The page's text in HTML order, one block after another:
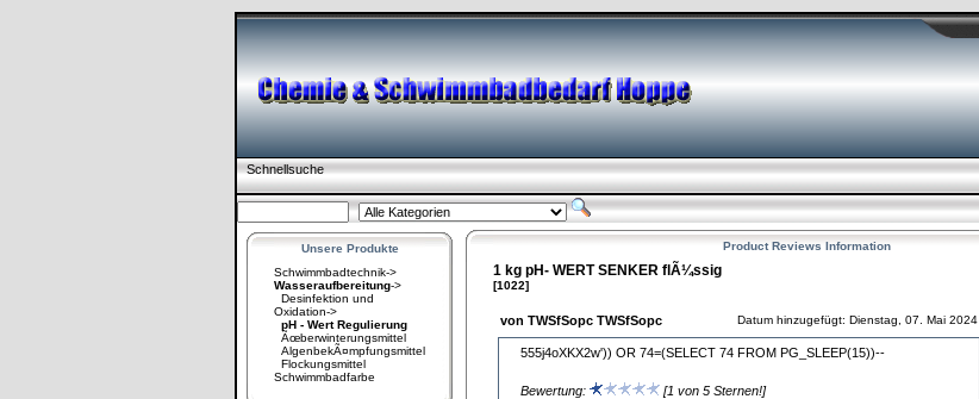
Schnellsuche
Unsere Produkte
Schwimmbadtechnik->
Wasseraufbereitung->
Desinfektion und
Oxidation->
pH - Wert Regulierung
Ãœberwinterungsmittel
AlgenbekÃ¤mpfungsmittel
Flockungsmittel
Schwimmbadfarbe
Product Reviews Information
1 kg pH- WERT SENKER flÃ¼ssig
[1022]
von TWSfSopc TWSfSopc Datum hinzugefügt: Dienstag, 07. Mai 2024
555j4oXKX2w')) OR 74=(SELECT 74 FROM PG_SLEEP(15))--
Bewertung: [1 von 5 Sternen!]